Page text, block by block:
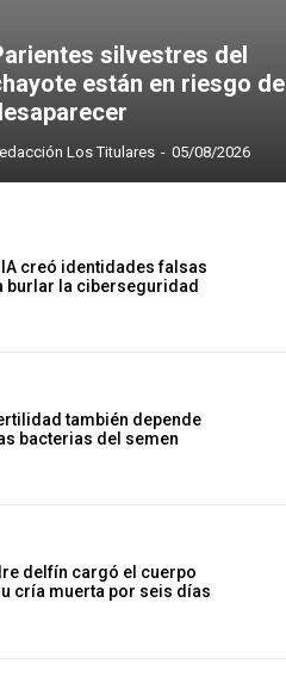
silvestres del
están en riesgo de
Los Titulares - 05/08/2026
IA creó identidades falsas
burlar la ciberseguridad
también depende
bacterias del semen
delfín cargó el cuerpo
cría muerta por seis días